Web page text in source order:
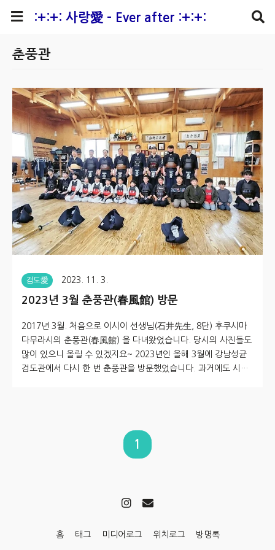
:+:+: 사랑愛 - Ever after :+:+:
춘풍관
검도愛 2023. 11. 3.
2023년 3월 춘풍관(春風館) 방문
2017년 3월. 처음으로 이시이 선생님(石井先生, 8단) 후쿠시마
다무라시의 춘풍관(春風館) 을 다녀왔었습니다. 당시의 사진들도
많이 있으니 올릴 수 있겠지요~ 2023년인 올해 3월에 강남성균
검도관에서 다시 한 번 춘풍관을 방문했었습니다. 과거에도 시장
스토리들이 있으나, 짧게 사진 두장으로 우선 소개합니다. 서남철
관장님께서 춘풍관의 이시이선생님과 의형제를 맺으신 덕분에,
1
홈 태그 미디어로그 위치로그 방명록